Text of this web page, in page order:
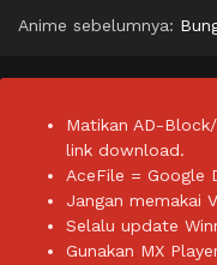
Anime sebelumnya:
Matikan AD-
link download.
AceFile = Google
Jangan memakai
Selalu update
Gunakan MX